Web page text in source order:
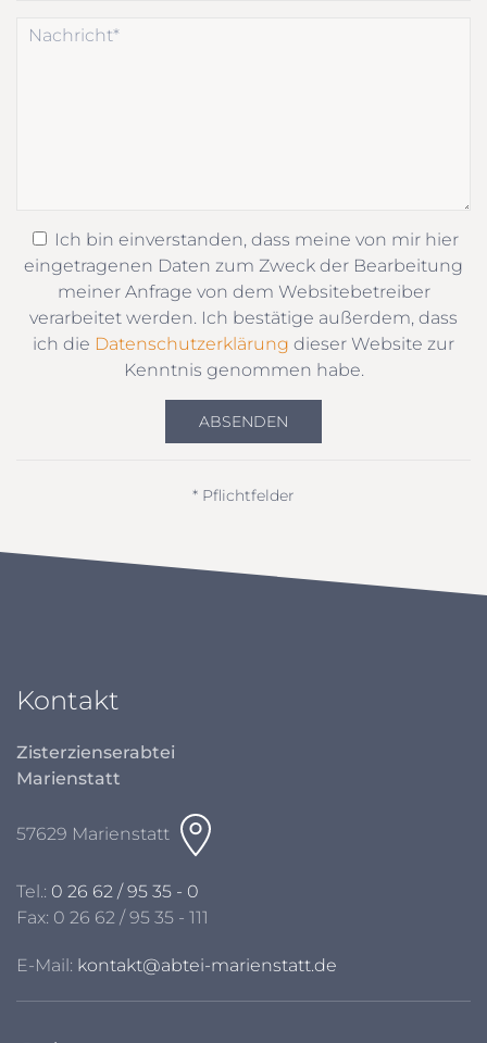
Ich bin einverstanden, dass meine von mir hier
eingetragenen Daten zum Zweck der Bearbeitung
meiner Anfrage von dem Websitebetreiber
verarbeitet werden. Ich bestätige außerdem, dass
ich die Datenschutzerklärung dieser Website zur
Kenntnis genommen habe.
ABSENDEN
* Pflichtfelder
Kontakt
Zisterzienserabtei
Marienstatt
57629 Marienstatt
Tel.: 0 26 62 / 95 35 - 0
Fax: 0 26 62 / 95 35 - 111
E-Mail: kontakt@abtei-marienstatt.de